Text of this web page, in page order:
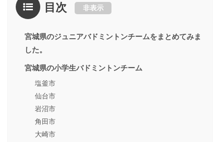
目次 非表示
宮城県のジュニアバドミントンチームをまとめてみま
した。
宮城県の小学生バドミントンチーム
塩釜市
仙台市
岩沼市
角田市
大崎市